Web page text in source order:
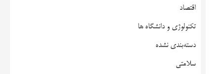
اقتصاد
تکنولوژی و دانشگاه ها
دسته‌بندی نشده
سلامتی